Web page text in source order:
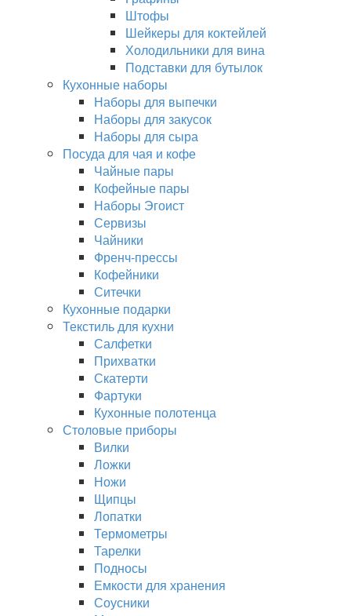
Штофы
Шейкеры для коктейлей
Холодильники для вина
Подставки для бутылок
Кухонные наборы
Наборы для выпечки
Наборы для закусок
Наборы для сыра
Посуда для чая и кофе
Чайные пары
Кофейные пары
Наборы Эгоист
Сервизы
Чайники
Френч-прессы
Кофейники
Ситечки
Кухонные подарки
Текстиль для кухни
Салфетки
Прихватки
Скатерти
Фартуки
Кухонные полотенца
Столовые приборы
Вилки
Ложки
Ножи
Щипцы
Лопатки
Термометры
Тарелки
Подносы
Емкости для хранения
Соусники